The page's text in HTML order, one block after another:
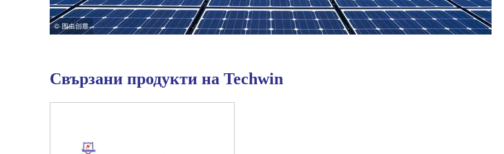
Свързани продукти на Techwin